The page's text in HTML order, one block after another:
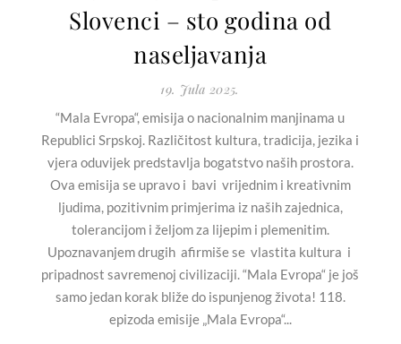
Slovenci – sto godina od
naseljavanja
19. Jula 2025.
“Mala Evropa“, emisija o nacionalnim manjinama u
Republici Srpskoj. Različitost kultura, tradicija, jezika i
vjera oduvijek predstavlja bogatstvo naših prostora.
Ova emisija se upravo i bavi vrijednim i kreativnim
ljudima, pozitivnim primjerima iz naših zajednica,
tolerancijom i željom za lijepim i plemenitim.
Upoznavanjem drugih afirmiše se vlastita kultura i
pripadnost savremenoj civilizaciji. “Mala Evropa“ je još
samo jedan korak bliže do ispunjenog života! 118.
epizoda emisije „Mala Evropa“...